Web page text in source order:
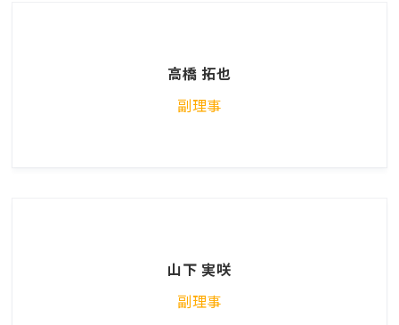
高橋 拓也
副理事
山下 実咲
副理事